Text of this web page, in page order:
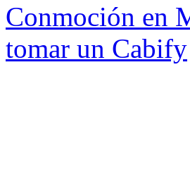
Conmoción en
tomar un Cabify